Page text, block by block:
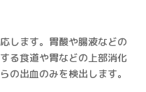
します。胃酸や腸液などの
る食道や胃などの上部消化
の出血のみを検出します。